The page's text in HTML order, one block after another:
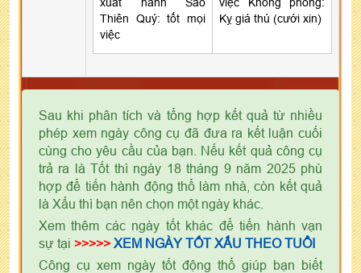
Thiên Quý: tốt mọi
việc
Kỵ giá thú (cưới xin)
Sau khi phân tích và tổng hợp kết quả từ nhiều
phép xem ngày công cụ đã đưa ra kết luận cuối
cùng cho yêu cầu của bạn. Nếu kết quả công cụ
trả ra là Tốt thì ngày 18 tháng 9 năm 2025 phù
hợp để tiến hành động thổ làm nhà, còn kết quả
là Xấu thì bạn nên chọn một ngày khác.
Xem thêm các ngày tốt khác để tiến hành vạn
sự tại >>>>> XEM NGÀY TỐT XẤU THEO TUỔI
Công cụ xem ngày tốt động thổ giúp bạn biết